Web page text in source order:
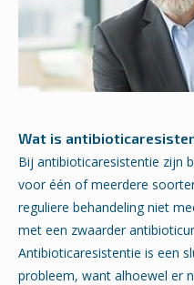
Wat is
Bij antibioticaresistentie zijn
voor één of meerdere
reguliere behandeling niet
met een zwaarder
Antibioticaresistentie is een
probleem, want alhoewel er